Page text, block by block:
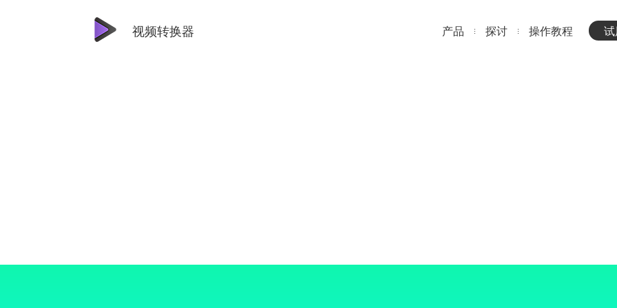
视频转换器 产品 探讨 操作教程